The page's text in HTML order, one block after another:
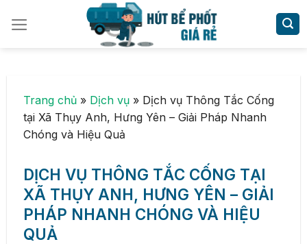
Trang chủ » Dịch vụ » Dịch vụ Thông Tắc Cống
tại Xã Thụy Anh, Hưng Yên – Giải Pháp Nhanh
Chóng và Hiệu Quả
DỊCH VỤ THÔNG TẮC CỐNG TẠI
XÃ THỤY ANH, HƯNG YÊN – GIẢI
PHÁP NHANH CHÓNG VÀ HIỆU
QUẢ